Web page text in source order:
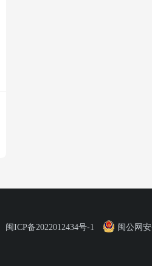
闽ICP备2022012434号-1 闽公网安